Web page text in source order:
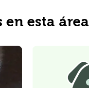
en esta área